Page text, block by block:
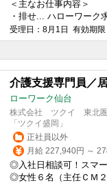
＜主なお仕事内容＞
・排せ... ハローワーク
受理日：8月1日 有効期限
介護支援専門員／
ローワーク仙台
株式会社 ツクイ 東北圏
「ツクイ盛岡」
正社員以外
月給 227,940円 ～
◎入社日相談可！スマー
◎女性６名（主任ＣＭ２